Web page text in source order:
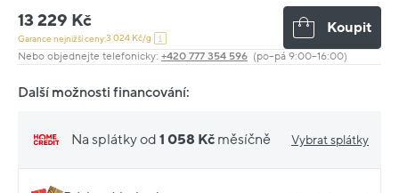
13 229 Kč
Garance nejnižší ceny:3 024 Kč/g
Koupit
Nebo objednejte telefonicky: +420 777 354 596 (po–pá 9:00–16:00)
Další možnosti financování:
Na splátky od 1 058 Kč měsíčně Vybrat splátky